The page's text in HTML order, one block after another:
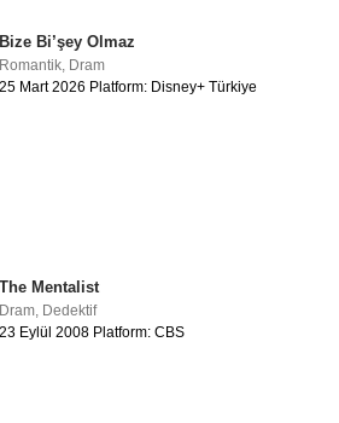
Bize Bi’şey Olmaz
Romantik, Dram
25 Mart 2026 Platform: Disney+ Türkiye
The Mentalist
Dram, Dedektif
23 Eylül 2008 Platform: CBS